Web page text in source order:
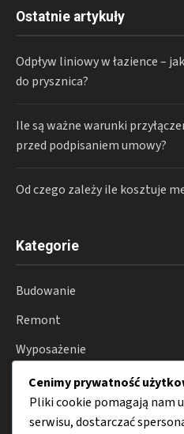
Ostatnie artykuły
Odpływ liniowy w łazience –
do prysznica?
Ile są ważne warunki
przed podpisaniem umowy?
Od czego zależy ile kosztuje
Kategorie
Budowanie
Remont
Wyposażenie
Ogród
Smart home
Cenimy prywatność
Pliki cookie pomagają nam
serwisu, dostarczać